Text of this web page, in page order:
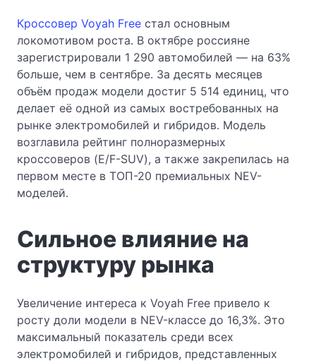
Кроссовер Voyah Free стал основным
локомотивом роста. В октябре россияне
зарегистрировали 1 290 автомобилей — на 63%
больше, чем в сентябре. За десять месяцев
объём продаж модели достиг 5 514 единиц, что
делает её одной из самых востребованных на
рынке электромобилей и гибридов. Модель
возглавила рейтинг полноразмерных
кроссоверов (E/F-SUV), а также закрепилась на
первом месте в ТОП-20 премиальных NEV-
моделей.
Сильное влияние на
структуру рынка
Увеличение интереса к Voyah Free привело к
росту доли модели в NEV-классе до 16,3%. Это
максимальный показатель среди всех
электромобилей и гибридов, представленных